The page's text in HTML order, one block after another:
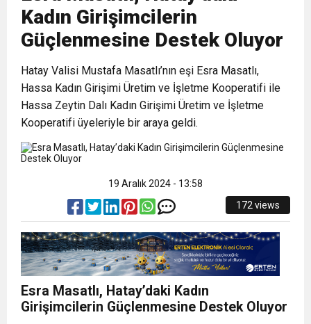
1:00 İTSO İŞ-KUR SGK TOPLANTI
DUYURUSU
21:40 CEYLANDERE’DE BAŞKAN EMRAH
KARAÇAY’A SEVGİ SELİ
18:22 BAŞKAN SAMİ ÜSTÜN’DEN
GÖNÜLLERE DOKUNAN ZİYARET
Kadın Girişimcilerin
Güçlenmesine Destek Oluyor
Hatay Valisi Mustafa Masatlı’nın eşi Esra Masatlı,
Hassa Kadın Girişimi Üretim ve İşletme Kooperatifi ile
Hassa Zeytin Dalı Kadın Girişimi Üretim ve İşletme
Kooperatifi üyeleriyle bir araya geldi.
19 Aralık 2024 - 13:58
172 views
Esra Masatlı, Hatay’daki Kadın
Girişimcilerin Güçlenmesine Destek Oluyor